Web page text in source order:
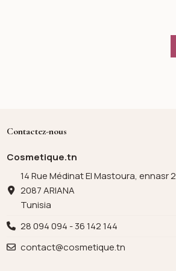
Contactez-nous
Cosmetique.tn
14 Rue Médinat El Mastoura, ennasr 2
2087 ARIANA
Tunisia
28 094 094 - 36 142 144
contact@cosmetique.tn